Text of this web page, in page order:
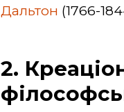
Дальтон (1766-
2.